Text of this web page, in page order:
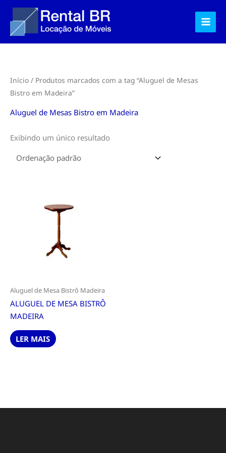
para
conteúdo
Início / Produtos marcados com a tag “Aluguel de Mesas
Bistro em Madeira”
Aluguel de Mesas Bistro em Madeira
Exibindo um único resultado
Aluguel de Mesa Bistrô Madeira
ALUGUEL DE MESA BISTRÔ
MADEIRA
LER MAIS